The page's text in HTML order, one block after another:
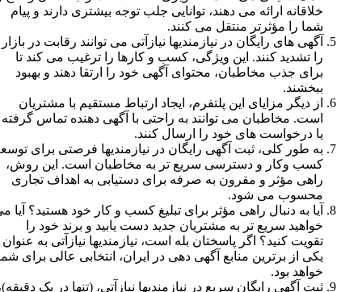
خلاقانه ارائه می دهند، توانایی جلب توجه بیشتری دارند و پیام
شما را مؤثرتر منتقل می کنند.
آگهی های رایگان در نیازمندیها نیازآتی می توانند رقابت در بازار
را تشدید کنند. این ویژگی، کسب و کارها را ترغیب می کند تا
برای جذب مخاطبان، محتوای آگهی خود را ارتقا دهند و بهبود
ببخشند.
از دیگر مزایای این پلتفرم، ایجاد ارتباط مستقیم با مشتریان
است. مخاطبان می توانند به راحتی با آگهی دهنده تماس گرفته
یا درخواست های خود را ارسال کنند.
به طور کلی، ثبت آگهی رایگان در نیازمندیها فرصتی برای توسعه
کسب وکار و دسترسی سریع تر به مخاطبان است. این روش،
راهی مؤثر و مقرون به صرفه برای دستیابی به اهداف تجاری
محسوب می شود.
آیا به دنبال راهی مؤثر برای تبلیغ کسب و کار خود هستید؟ آیا می
خواهید سریع تر به مشتریان جدید دست یابید و برند خود را
تقویت کنید؟ اگر پاسختان بله است، نیازمندیها نیازآتی به عنوان
یکی از برترین منابع آگهی دهی در ایران، انتخابی عالی برای شما
خواهد بود.
ثبت آگهی رایگان سریع در نیازمندیها نیازآتی، (تنها در یک دقیقه)،